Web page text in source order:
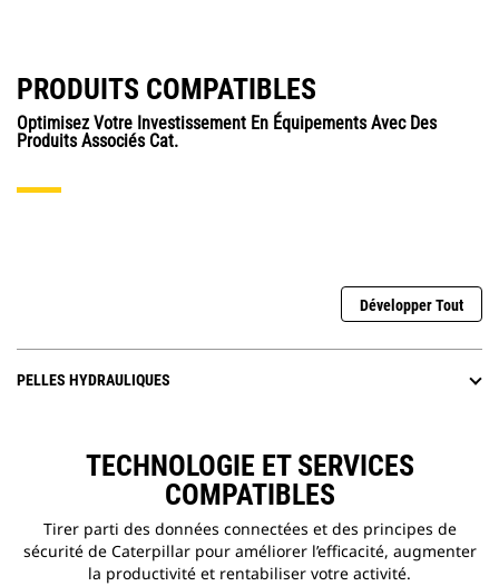
PRODUITS COMPATIBLES
Optimisez Votre Investissement En Équipements Avec Des
Produits Associés Cat.
Développer Tout
PELLES HYDRAULIQUES
TECHNOLOGIE ET SERVICES
COMPATIBLES
Tirer parti des données connectées et des principes de
sécurité de Caterpillar pour améliorer l’efficacité, augmenter
la productivité et rentabiliser votre activité.